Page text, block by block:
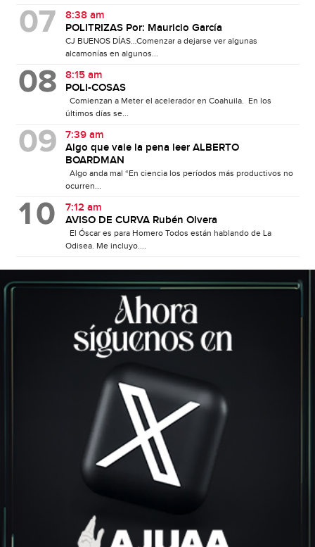
8:38 am
POLITRIZAS Por: Mauricio García
CJ BUENOS DÍAS…Comenzar a dejarse ver algunas
alcamonías en algunos...
8:15 am
POLI-COSAS
Comienzan a Meter el acelerador en Coahuila. En los
últimos días se...
7:39 am
Algo que vale la pena leer ALBERTO
BOARDMAN
Algo anda mal “En ciencia los períodos más productivos no
ocurren...
7:12 am
AVISO DE CURVA Rubén Olvera
El Óscar es para Homero Todos están hablando de La
Odisea. Me incluyo....